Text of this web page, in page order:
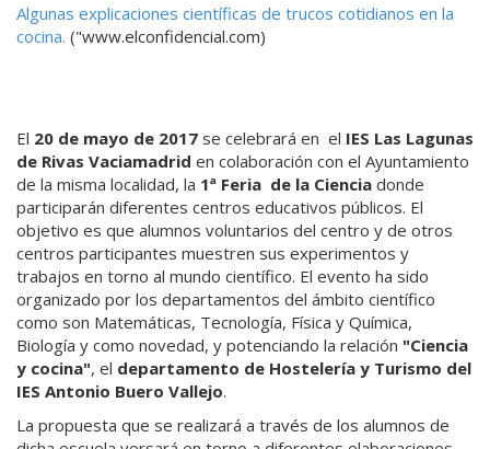
Algunas explicaciones científicas de trucos cotidianos en la
cocina. ("www.elconfidencial.com)
El 20 de mayo de 2017 se celebrará en el IES Las Lagunas
de Rivas Vaciamadrid en colaboración con el Ayuntamiento
de la misma localidad, la 1ª Feria de la Ciencia donde
participarán diferentes centros educativos públicos. El
objetivo es que alumnos voluntarios del centro y de otros
centros participantes muestren sus experimentos y
trabajos en torno al mundo científico. El evento ha sido
organizado por los departamentos del ámbito científico
como son Matemáticas, Tecnología, Física y Química,
Biología y como novedad, y potenciando la relación "Ciencia
y cocina", el departamento de Hostelería y Turismo del
IES Antonio Buero Vallejo.
La propuesta que se realizará a través de los alumnos de